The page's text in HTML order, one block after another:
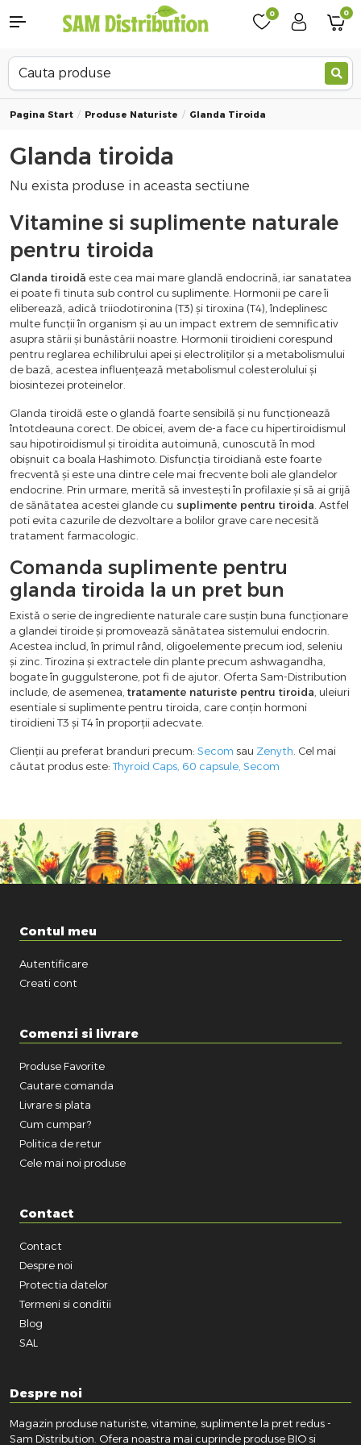
0 0
Pagina Start Produse Naturiste Glanda Tiroida
Glanda tiroida
Nu exista produse in aceasta sectiune
Vitamine si suplimente naturale
pentru tiroida
Glanda tiroidă este cea mai mare glandă endocrină, iar sanatatea
ei poate fi tinuta sub control cu suplimente. Hormonii pe care îi
eliberează, adică triiodotironina (T3) și tiroxina (T4), îndeplinesc
multe funcții în organism și au un impact extrem de semnificativ
asupra stării și bunăstării noastre. Hormonii tiroidieni corespund
pentru reglarea echilibrului apei și electroliților și a metabolismului
de bază, acestea influențează metabolismul colesterolului și
biosintezei proteinelor.
Glanda tiroidă este o glandă foarte sensibilă și nu funcționează
întotdeauna corect. De obicei, avem de-a face cu hipertiroidismul
sau hipotiroidismul și tiroidita autoimună, cunoscută în mod
obișnuit ca boala Hashimoto. Disfuncția tiroidiană este foarte
frecventă și este una dintre cele mai frecvente boli ale glandelor
endocrine. Prin urmare, merită să investești în profilaxie și să ai grijă
de sănătatea acestei glande cu suplimente pentru tiroida . Astfel
poti evita cazurile de dezvoltare a bolilor grave care necesită
tratament farmacologic.
Comanda suplimente pentru
glanda tiroida la un pret bun
Există o serie de ingrediente naturale care susțin buna funcționare
a glandei tiroide și promovează sănătatea sistemului endocrin.
Acestea includ, în primul rând, oligoelemente precum iod, seleniu
și zinc. Tirozina și extractele din plante precum ashwagandha,
bogate în guggulsterone, pot fi de ajutor. Oferta Sam-Distribution
include, de asemenea, tratamente naturiste pentru tiroida , uleiuri
esentiale si suplimente pentru tiroida, care conțin hormoni
tiroidieni T3 și T4 în proporții adecvate.
Clienții au preferat branduri precum: Secom sau Zenyth . Cel mai
căutat produs este: Thyroid Caps, 60 capsule, Secom
Contul meu
Autentificare
Creati cont
Comenzi si livrare
Produse Favorite
Cautare comanda
Livrare si plata
Cum cumpar?
Politica de retur
Cele mai noi produse
Contact
Contact
Despre noi
Protectia datelor
Termeni si conditii
Blog
SAL
Despre noi
Magazin produse naturiste, vitamine, suplimente la pret redus -
Sam Distribution. Ofera noastra mai cuprinde produse BIO si